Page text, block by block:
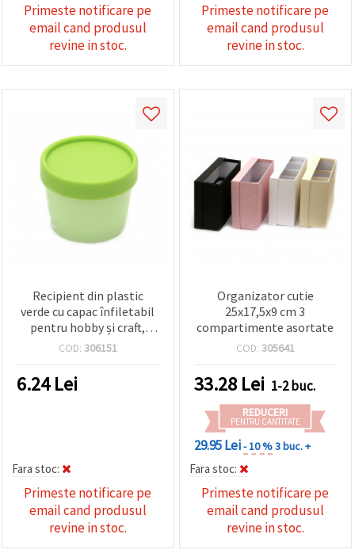
Primeste notificare pe
email cand produsul
revine in stoc.
Primeste notificare pe
email cand produsul
revine in stoc.
Recipient din plastic
verde cu capac înfiletabil
pentru hobby și craft,
70x54 mm
COD: 306151
6.24Lei
Fara stoc:
Primeste notificare pe
email cand produsul
revine in stoc.
Organizator cutie
25x17,5x9 cm 3
compartimente asortate
COD: 305641
33.28 Lei 1-2 buc.
REDUCERI
PENTRU CANTITATE
29.95 Lei- 10 %3 buc. +
Fara stoc:
Primeste notificare pe
email cand produsul
revine in stoc.